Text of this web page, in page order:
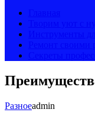
Разноеadmin